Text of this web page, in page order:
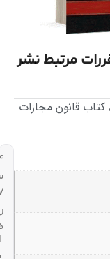
نشر
مجازات
ساعته،
روز